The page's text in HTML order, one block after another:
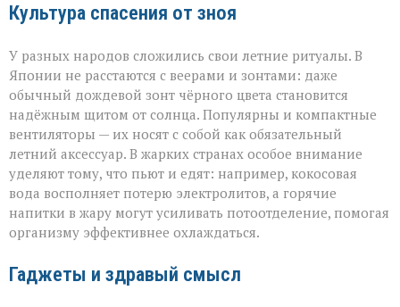
Культура спасения от зноя
У разных народов сложились свои летние ритуалы. В
Японии не расстаются с веерами и зонтами: даже
обычный дождевой зонт чёрного цвета становится
надёжным щитом от солнца. Популярны и компактные
вентиляторы — их носят с собой как обязательный
летний аксессуар. В жарких странах особое внимание
уделяют тому, что пьют и едят: например, кокосовая
вода восполняет потерю электролитов, а горячие
напитки в жару могут усиливать потоотделение, помогая
организму эффективнее охлаждаться.
Гаджеты и здравый смысл